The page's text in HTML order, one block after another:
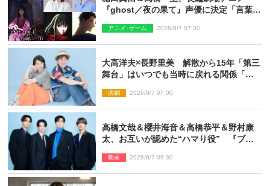
『ghost／夜の果て』声優に決定「言葉に
た」
アニメ･ゲーム 2026/8/7 07:00
大高洋夫×長野里美 解散から15年「第三
舞台」はいつでも当時に戻れる関係「や
演劇 2026/8/7 07:00
高橋文哉＆櫻井海音＆高橋恭平＆野村康
太、お互いが認めた“ハマり役” 『ブル
映画 2026/8/7 06:30